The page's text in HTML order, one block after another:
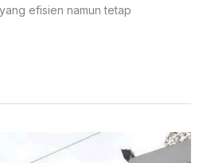
efisien namun tetap